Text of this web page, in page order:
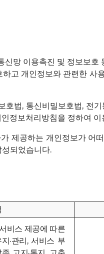
망 이용촉진 및 정보보호
고 개인정보와 관련한 사
법, 통신비밀보호법, 전
정보처리방침을 정하여
제공하는 개인정보가 어
되었습니다.
비스 제공에 따른
·관리, 서비스 부